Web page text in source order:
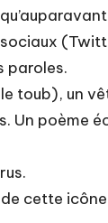
paroles.
toub), un
Un poème
cette